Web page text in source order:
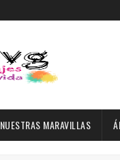
NUESTRAS MARAVILLAS